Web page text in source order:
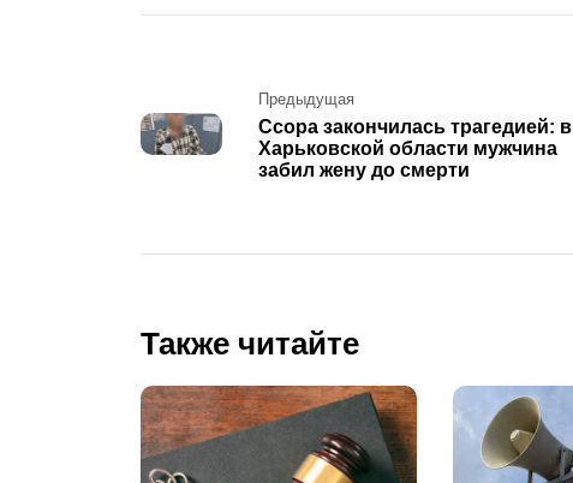
Post
navigation
Предыдущая
Ссора закончилась трагедией: в
Харьковской области мужчина
забил жену до смерти
Также читайте